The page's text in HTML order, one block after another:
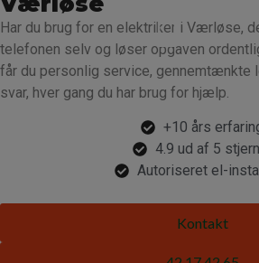
Har du brug for en elektriker i Værløse,
telefonen selv og løser opgaven
får du personlig service, gennemtænkte
svar, hver gang du har brug for hjælp.
+10 års
4.9 ud af 5
Autoriseret el-
Kontakt